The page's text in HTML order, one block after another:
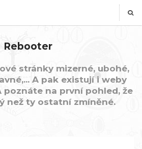
Rebooter
stránky mizerné, ubohé,
A pak existují i weby
poznáte na první pohled, že
než ty ostatní zmíněné.